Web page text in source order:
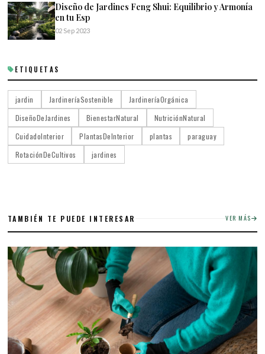
Diseño de Jardines Feng Shui: Equilibrio y Armonía
en tu Esp
02 Sep 2023
ETIQUETAS
jardin JardineríaSostenible
JardineríaOrgánica
DiseñoDeJardines
BienestarNatural
NutriciónNatural
CuidadoInterior
PlantasDeInterior plantas
paraguay
RotaciónDeCultivos
jardines
TAMBIÉN TE PUEDE INTERESAR VER MÁS